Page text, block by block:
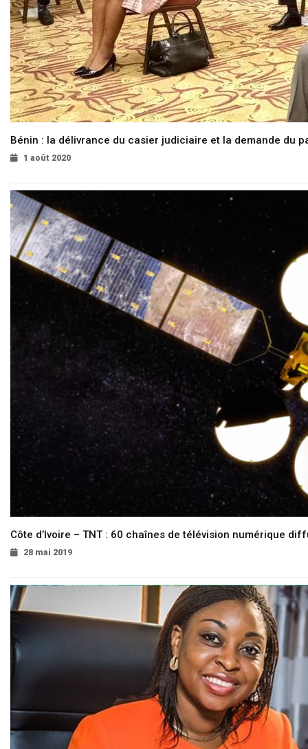
Bénin : la délivrance du casier judiciaire et la demande du
1 août 2020
Côte d’Ivoire – TNT : 60 chaînes de télévision numérique
28 mai 2019